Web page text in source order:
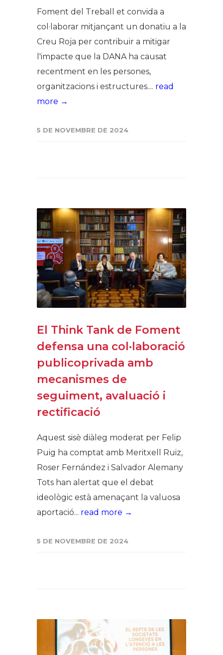
Foment del Treball et convida a
col·laborar mitjançant un donatiu a la
Creu Roja per contribuir a mitigar
l'impacte que la DANA ha causat
recentment en les persones,
organitzacions i estructures.... read
more →
5 DE NOVEMBRE DE 2024
El Think Tank de Foment
defensa una col·laboració
publicoprivada amb
mecanismes de
seguiment, avaluació i
rectificació
Aquest sisè diàleg moderat per Felip
Puig ha comptat amb Meritxell Ruiz,
Roser Fernández i Salvador Alemany
Tots han alertat que el debat
ideològic està amenaçant la valuosa
aportació... read more →
5 DE NOVEMBRE DE 2024